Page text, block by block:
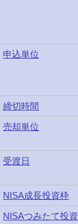
申込単位
締切時間
売却単位
受渡日
NISA成長投資枠
NISAつみたて投資